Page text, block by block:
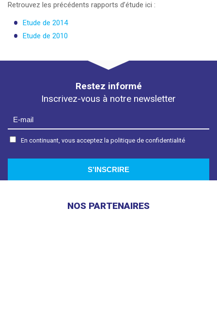
Retrouvez les précédents rapports d’étude ici :
Etude de 2014
Etude de 2010
Restez informé
Inscrivez-vous à notre newsletter
En continuant, vous acceptez la politique de confidentialité
NOS PARTENAIRES